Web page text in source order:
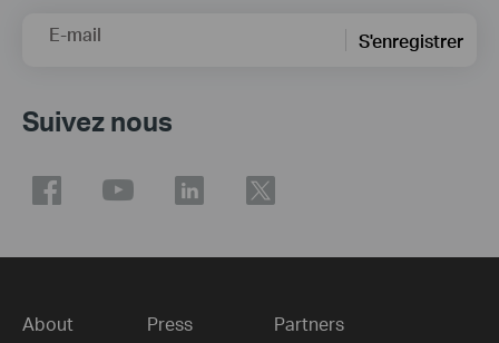
E-mail S'enregistrer
Suivez nous
About Press Partners